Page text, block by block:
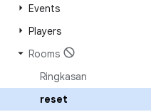
Events
Players
Rooms
Ringkasan
reset